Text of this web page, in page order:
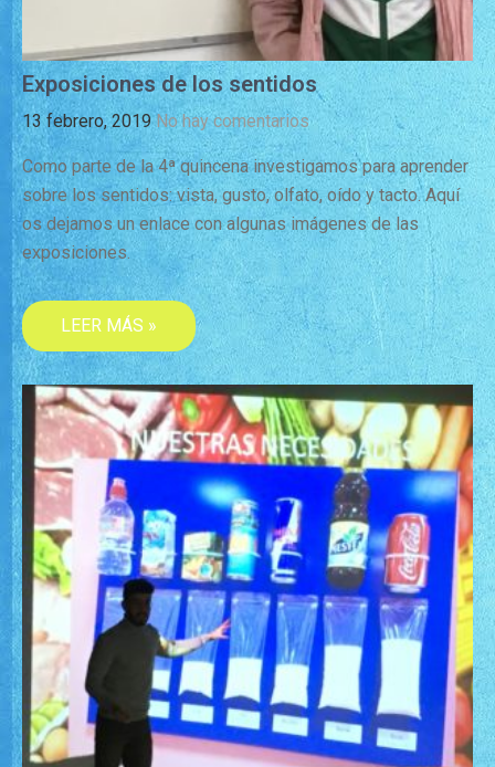
Exposiciones de los sentidos
13 febrero, 2019 No hay comentarios
Como parte de la 4ª quincena investigamos para aprender
sobre los sentidos: vista, gusto, olfato, oído y tacto. Aquí
os dejamos un enlace con algunas imágenes de las
exposiciones.
LEER MÁS »